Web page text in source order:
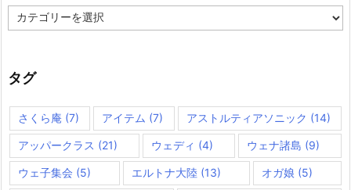
テ
ー
タグ
さくら庵 (7) アイテム (7) アストルティアソニック (14)
アッパークラス (21) ウェディ (4) ウェナ諸島 (9)
ウェ子集会 (5) エルトナ大陸 (13) オガ娘 (5)